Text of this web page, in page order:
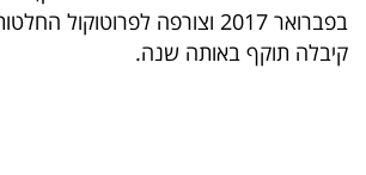
רכב
בפברואר 2017 וצורפה
קיבלה תוקף באותה שנה.